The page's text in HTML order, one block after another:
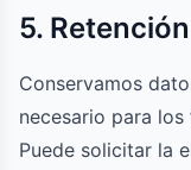
5.
Conservamos
necesario para
Puede solicitar la